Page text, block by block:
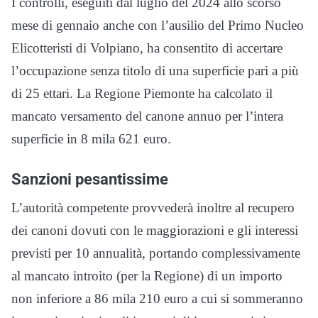
mese di gennaio anche con l’ausilio del Primo Nucleo
Elicotteristi di Volpiano, ha consentito di accertare
l’occupazione senza titolo di una superficie pari a più
di 25 ettari. La Regione Piemonte ha calcolato il
mancato versamento del canone annuo per l’intera
superficie in 8 mila 621 euro.
Sanzioni pesantissime
L’autorità competente provvederà inoltre al recupero
dei canoni dovuti con le maggiorazioni e gli interessi
previsti per 10 annualità, portando complessivamente
al mancato introito (per la Regione) di un importo
non inferiore a 86 mila 210 euro a cui si sommeranno